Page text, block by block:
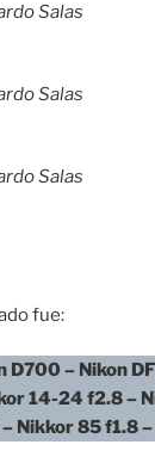
Salas
Salas
Salas
fue:
D700 – Nikon DF
14-24 f2.8 –
Nikkor 85 f1.8